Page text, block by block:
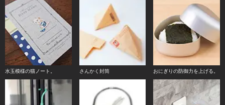
水玉模様の猫ノート。 さんかく封筒 おにぎりの防御力を上げる。